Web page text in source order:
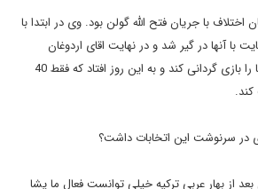
با جریان فتح الله گولن بود. وی در ابتدا با
با آنها در گیر شد و در نهایت اقای اردوغان
نتوانست همه این صحنه ها را بازی گردانی کند و به این روز افتاد که فقط 40
در سرنوشت این اتخابات داشت؟
از بهار عربی ترکیه خیلی توانست فعال ما یشا